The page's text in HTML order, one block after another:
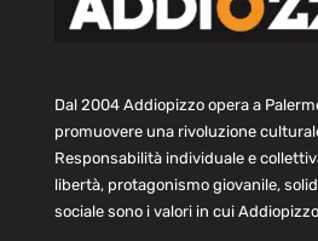
Dal 2004 Addiopizzo opera a
promuovere una rivoluzione
Responsabilità individuale e
libertà, protagonismo giovanile,
sociale sono i valori in cui